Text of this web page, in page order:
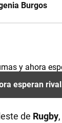
Burgos
esperan
de Rugby,